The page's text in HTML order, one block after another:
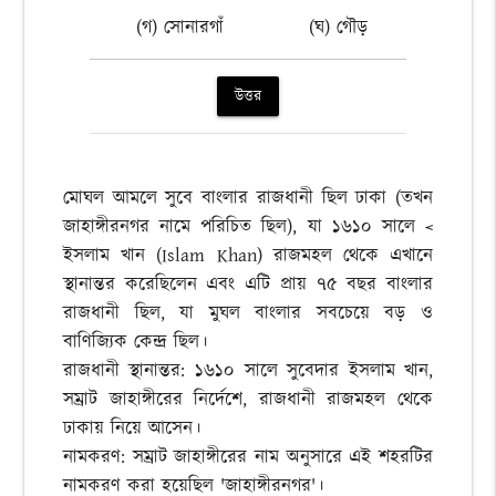
(গ) সোনারগাঁ (ঘ) গৌড়
উত্তর
মোঘল আমলে সুবে বাংলার রাজধানী ছিল ঢাকা (তখন
জাহাঙ্গীরনগর নামে পরিচিত ছিল), যা ১৬১০ সালে <
ইসলাম খান (Islam Khan) রাজমহল থেকে এখানে
স্থানান্তর করেছিলেন এবং এটি প্রায় ৭৫ বছর বাংলার
রাজধানী ছিল, যা মুঘল বাংলার সবচেয়ে বড় ও
বাণিজ্যিক কেন্দ্র ছিল।
রাজধানী স্থানান্তর: ১৬১০ সালে সুবেদার ইসলাম খান,
সম্রাট জাহাঙ্গীরের নির্দেশে, রাজধানী রাজমহল থেকে
ঢাকায় নিয়ে আসেন।
নামকরণ: সম্রাট জাহাঙ্গীরের নাম অনুসারে এই শহরটির
নামকরণ করা হয়েছিল 'জাহাঙ্গীরনগর'।